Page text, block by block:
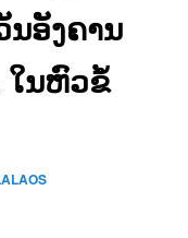
ອັງຄານ
ໃນຫົວຂໍ້